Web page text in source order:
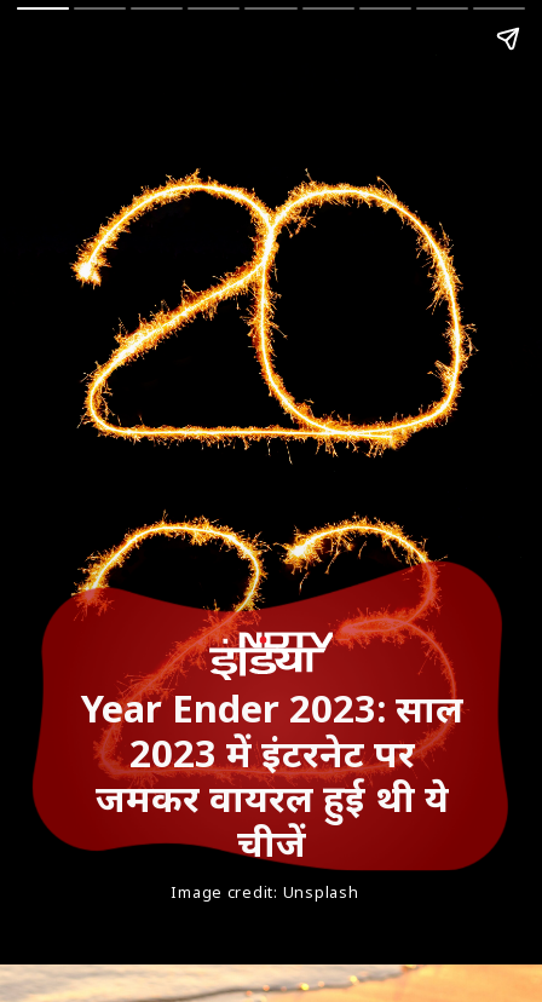
Image credit: Unsplash
Year Ender 2023: साल
2023 में इंटरनेट पर
जमकर वायरल हुई थी ये
चीजें